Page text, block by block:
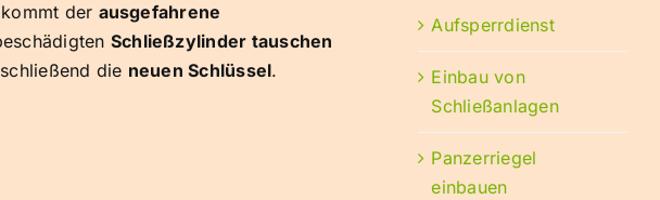
der ausgefahrene
Schließzylinder tauschen
die neuen Schlüssel.
Aufsperrdienst
Einbau von
Schließanlagen
Panzerriegel
einbauen